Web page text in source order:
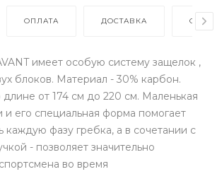
ОПЛАТА ДОСТАВКА
имеет особую систему защелок ,
блоков. Материал - 30% карбон.
длине от 174 см до 220 см. Маленькая
и его специальная форма помогает
каждую фазу гребка, а в сочетании с
- позволяет значительно
во время